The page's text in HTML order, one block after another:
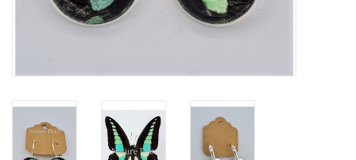
Opgezette dieren
Hout decoratie
Hoorns & Geweien